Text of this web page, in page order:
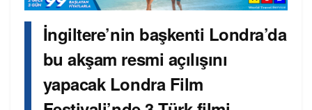
İngiltere’nin başkenti Londra’da
bu akşam resmi açılışını
yapacak Londra Film